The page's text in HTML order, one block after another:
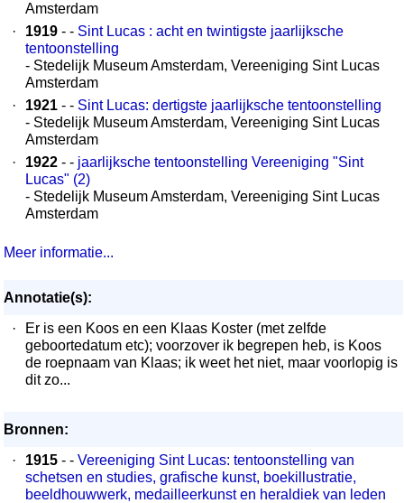
Amsterdam
·
1919 - - Sint Lucas : acht en twintigste jaarlijksche
tentoonstelling
- Stedelijk Museum Amsterdam, Vereeniging Sint Lucas
Amsterdam
·
1921 - - Sint Lucas: dertigste jaarlijksche tentoonstelling
- Stedelijk Museum Amsterdam, Vereeniging Sint Lucas
Amsterdam
·
1922 - - jaarlijksche tentoonstelling Vereeniging "Sint
Lucas" (2)
- Stedelijk Museum Amsterdam, Vereeniging Sint Lucas
Amsterdam
Meer informatie...
Annotatie(s):
·
Er is een Koos en een Klaas Koster (met zelfde
geboortedatum etc); voorzover ik begrepen heb, is Koos
de roepnaam van Klaas; ik weet het niet, maar voorlopig is
dit zo...
Bronnen:
·
1915 - - Vereeniging Sint Lucas: tentoonstelling van
schetsen en studies, grafische kunst, boekillustratie,
beeldhouwwerk, medailleerkunst en heraldiek van leden